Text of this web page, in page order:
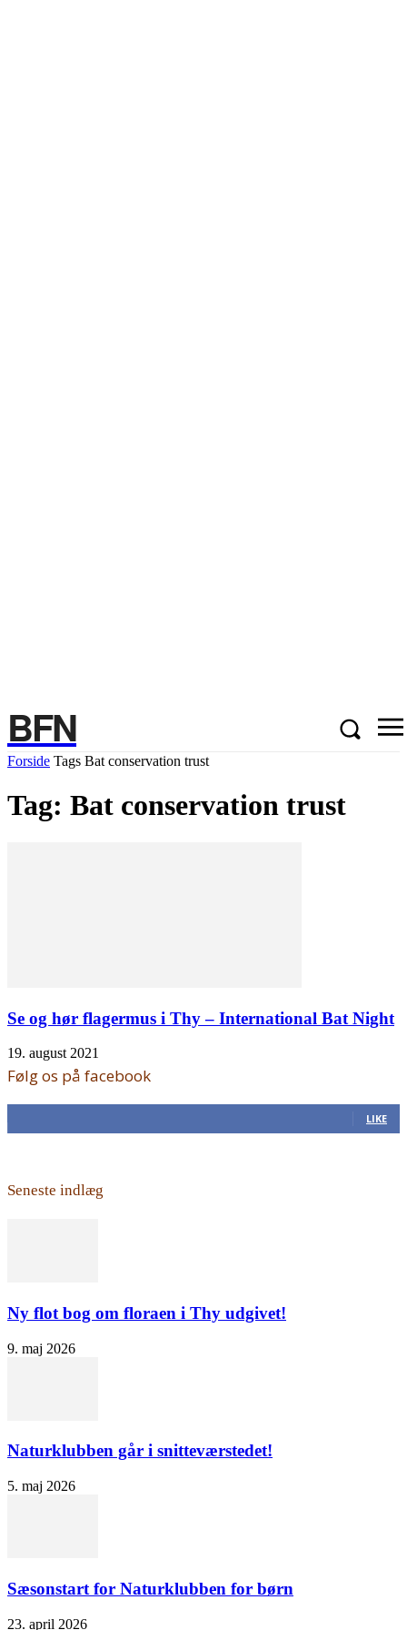
BFN
Forside Tags Bat conservation trust
Tag: Bat conservation trust
Se og hør flagermus i Thy – International Bat Night
19. august 2021
Følg os på facebook
LIKE
Seneste indlæg
Ny flot bog om floraen i Thy udgivet!
9. maj 2026
Naturklubben går i snitteværstedet!
5. maj 2026
Sæsonstart for Naturklubben for børn
23. april 2026